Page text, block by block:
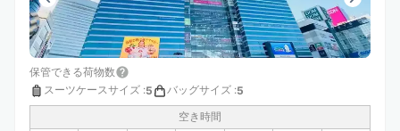
保管できる荷物数
スーツケースサイズ :5 バッグサイズ :5
空き時間